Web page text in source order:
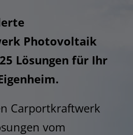
STEM
Photovoltaik
Lösungen für Ihr
Carportkraftwerk
vom